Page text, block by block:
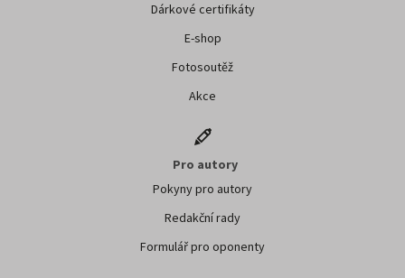
Dárkové certifikáty
E-shop
Fotosoutěž
Akce
Pro autory
Pokyny pro autory
Redakční rady
Formulář pro oponenty